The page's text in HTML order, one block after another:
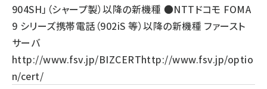
904SH」（シャープ製）以降の新機種 ●NTTドコモ FOMA
9 シリーズ携帯電話（902iS 等）以降の新機種 ファースト
サーバ
http://www.fsv.jp/BIZCERThttp://www.fsv.jp/optio
n/cert/